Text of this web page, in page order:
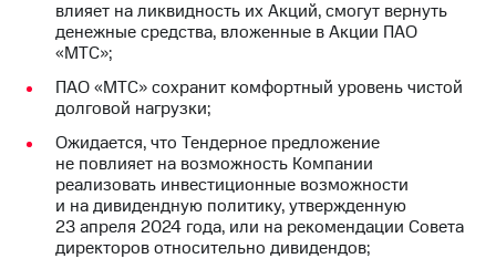
влияет на ликвидность их Акций, смогут вернуть
денежные средства, вложенные в Акции ПАО
«МТС»;
ПАО «МТС» сохранит комфортный уровень чистой
долговой нагрузки;
Ожидается, что Тендерное предложение
не повлияет на возможность Компании
реализовать инвестиционные возможности
и на дивидендную политику, утвержденную
23 апреля 2024 года, или на рекомендации Совета
директоров относительно дивидендов;